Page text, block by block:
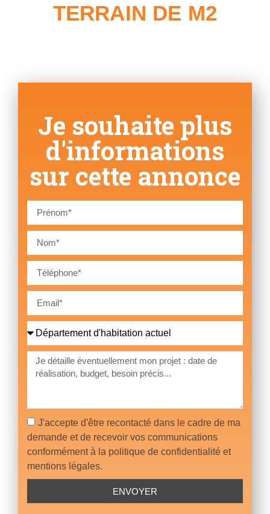
TERRAIN DE M2
Je souhaite plus
d'informations
sur cette annonce
J'accepte d'être recontacté dans le cadre de ma
demande et de recevoir vos communications
conformément à la politique de confidentialité et
mentions légales.
ENVOYER